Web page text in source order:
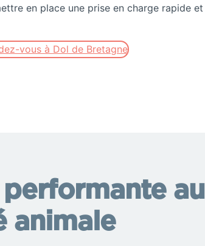
en place une prise en charge rapide et
vous à Dol de Bretagne
au
animale